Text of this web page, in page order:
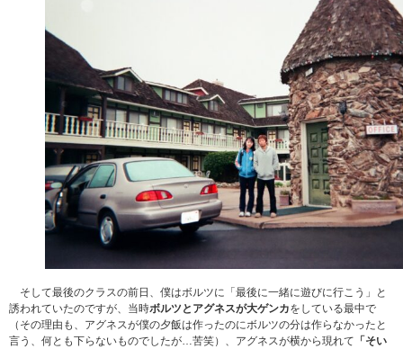
そして最後のクラスの前日、僕はボルツに「最後に一緒に遊びに行こう」と
誘われていたのですが、当時ボルツとアグネスが大ゲンカをしている最中で
（その理由も、アグネスが僕の夕飯は作ったのにボルツの分は作らなかったと
言う、何とも下らないものでしたが…苦笑）、アグネスが横から現れて 「そい